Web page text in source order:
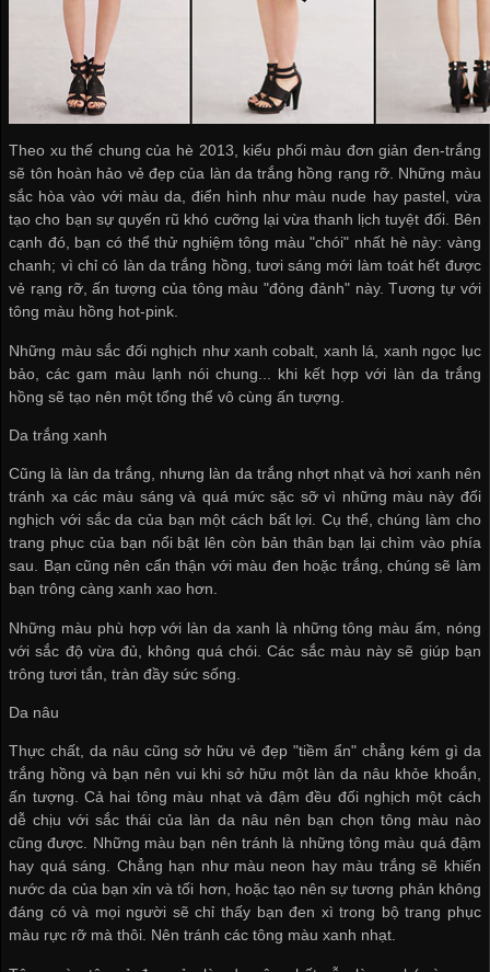
Theo xu thế chung của hè 2013, kiểu phối màu đơn giản đen-trắng
sẽ tôn hoàn hảo vẻ đẹp của làn da trắng hồng rạng rỡ. Những màu
sắc hòa vào với màu da, điển hình như màu nude hay pastel, vừa
tạo cho bạn sự quyến rũ khó cưỡng lại vừa thanh lịch tuyệt đối. Bên
cạnh đó, bạn có thể thử nghiệm tông màu "chói" nhất hè này: vàng
chanh; vì chỉ có làn da trắng hồng, tươi sáng mới làm toát hết được
vẻ rạng rỡ, ấn tượng của tông màu "đỏng đảnh" này. Tương tự với
tông màu hồng hot-pink.
Những màu sắc đối nghịch như xanh cobalt, xanh lá, xanh ngọc lục
bảo, các gam màu lạnh nói chung... khi kết hợp với làn da trắng
hồng sẽ tạo nên một tổng thể vô cùng ấn tượng.
Da trắng xanh
Cũng là làn da trắng, nhưng làn da trắng nhợt nhạt và hơi xanh nên
tránh xa các màu sáng và quá mức sặc sỡ vì những màu này đối
nghịch với sắc da của bạn một cách bất lợi. Cụ thể, chúng làm cho
trang phục của bạn nổi bật lên còn bản thân bạn lại chìm vào phía
sau. Bạn cũng nên cẩn thận với màu đen hoặc trắng, chúng sẽ làm
bạn trông càng xanh xao hơn.
Những màu phù hợp với làn da xanh là những tông màu ấm, nóng
với sắc độ vừa đủ, không quá chói. Các sắc màu này sẽ giúp bạn
trông tươi tắn, tràn đầy sức sống.
Da nâu
Thực chất, da nâu cũng sở hữu vẻ đẹp "tiềm ẩn" chẳng kém gì da
trắng hồng và bạn nên vui khi sở hữu một làn da nâu khỏe khoắn,
ấn tượng. Cả hai tông màu nhạt và đậm đều đối nghịch một cách
dễ chịu với sắc thái của làn da nâu nên bạn chọn tông màu nào
cũng được. Những màu bạn nên tránh là những tông màu quá đậm
hay quá sáng. Chẳng hạn như màu neon hay màu trắng sẽ khiến
nước da của bạn xỉn và tối hơn, hoặc tạo nên sự tương phản không
đáng có và mọi người sẽ chỉ thấy bạn đen xì trong bộ trang phục
màu rực rỡ mà thôi. Nên tránh các tông màu xanh nhạt.